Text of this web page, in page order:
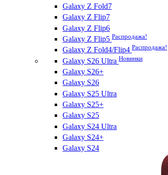
Galaxy Z Fold7
Galaxy Z Flip7
Galaxy Z Flip6
Galaxy Z Flip5 Распродажа!
Galaxy Z Fold4/Flip4 Распродажа!
Galaxy S26 Ultra Новинки
Galaxy S26+
Galaxy S26
Galaxy S25 Ultra
Galaxy S25+
Galaxy S25
Galaxy S24 Ultra
Galaxy S24+
Galaxy S24